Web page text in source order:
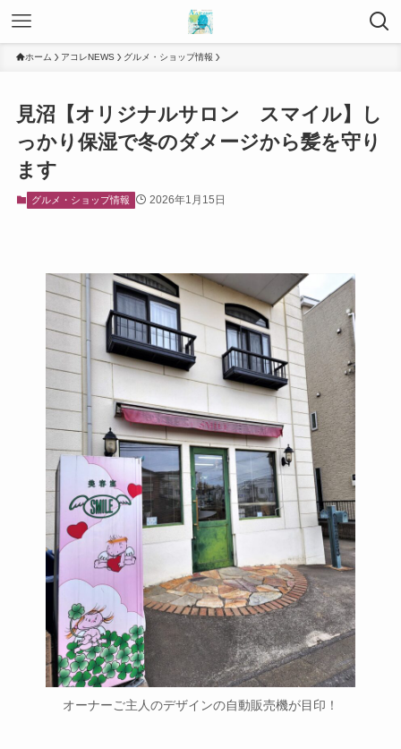
ホーム アコレNEWS グルメ・ショップ情報
見沼【オリジナルサロン スマイル】し
っかり保湿で冬のダメージから髪を守り
ます
グルメ・ショップ情報 2026年1月15日
オーナーご主人のデザインの自動販売機が目印！